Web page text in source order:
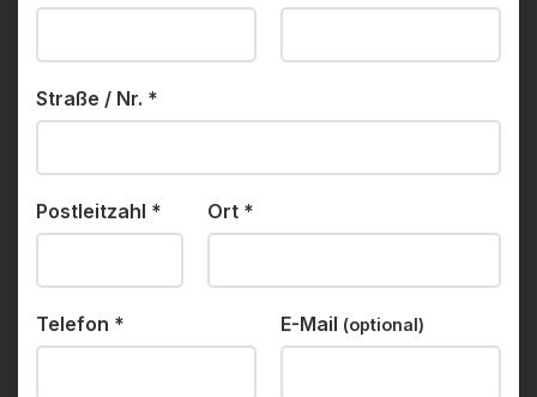
Straße / Nr. *
Postleitzahl * Ort *
Telefon * E-Mail (optional)